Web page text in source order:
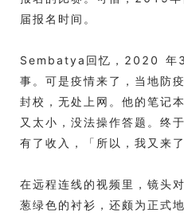
届报名时间。
Sembatya回忆，2020 年3
事。可是疫情来了，当地防
封校，无处上网。他的笔记
又太小，没法操作答题。终
有了收入，「所以，我又来了
在远程连线的视频里，镜头
葱绿色的衬衫，还颇为正式